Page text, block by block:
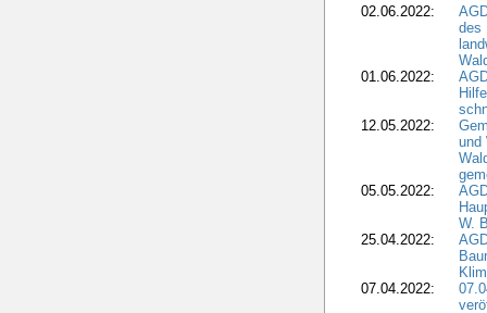
02.06.2022:
des
01.06.2022:
12.05.2022:
und
05.05.2022:
W.
25.04.2022:
07.04.2022: